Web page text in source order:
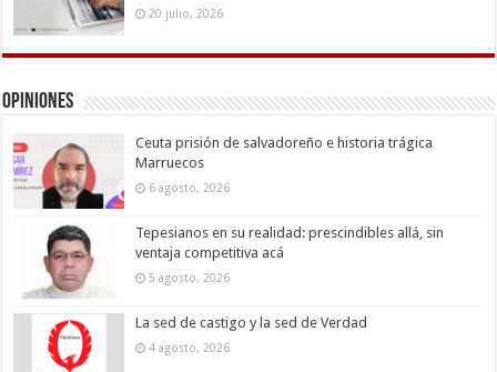
20 julio, 2026
Opiniones
Ceuta prisión de salvadoreño e historia trágica
Marruecos
6 agosto, 2026
Tepesianos en su realidad: prescindibles allá, sin
ventaja competitiva acá
5 agosto, 2026
La sed de castigo y la sed de Verdad
4 agosto, 2026